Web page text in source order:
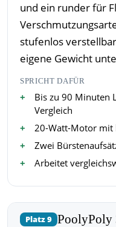
und ein runder für
stufenlos
eigene Gewicht
SPRICHT DAFÜR
Bis zu 90 Minuten
Vergleich
20-Watt-Motor mit
Zwei
Arbeitet
Platz 9 PoolyPoly